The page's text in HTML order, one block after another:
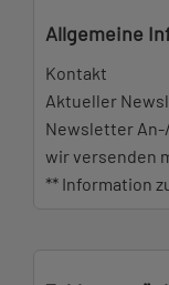
Allgemeine
Kontakt
Aktueller
Newsletter
wir versenden
** Information